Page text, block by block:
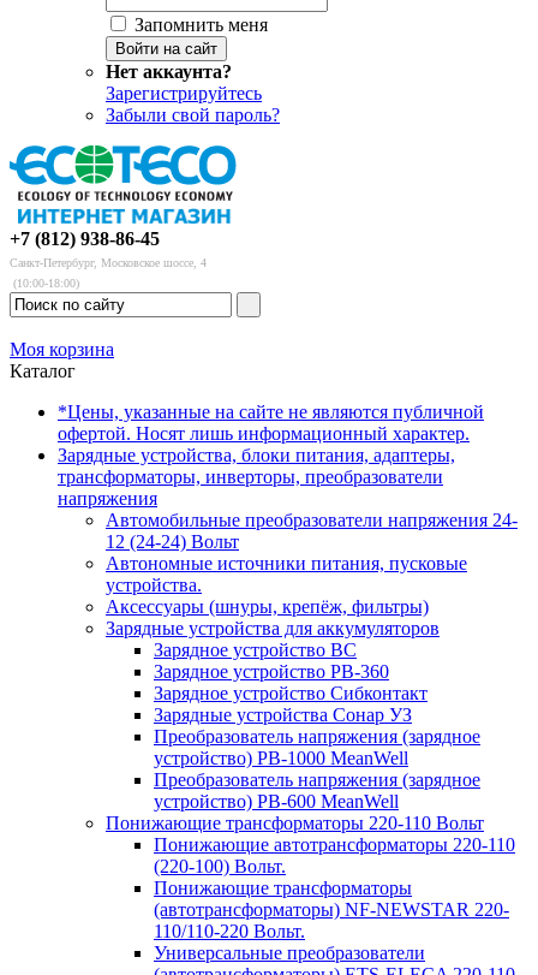
Запомнить меня
Нет аккаунта?
Зарегистрируйтесь
Забыли свой пароль?
+7 (812) 938-86-45
Санкт-Петербург, Московское шоссе, 4
(10:00-18:00)
Моя корзина
Каталог
*Цены, указанные на сайте не являются публичной
офертой. Носят лишь информационный характер.
Зарядные устройства, блоки питания, адаптеры,
трансформаторы, инверторы, преобразователи
напряжения
Автомобильные преобразователи напряжения 24-
12 (24-24) Вольт
Автономные источники питания, пусковые
устройства.
Аксессуары (шнуры, крепёж, фильтры)
Зарядные устройства для аккумуляторов
Зарядное устройство BC
Зарядное устройство PB-360
Зарядное устройство Сибконтакт
Зарядные устройства Сонар УЗ
Преобразователь напряжения (зарядное
устройство) PB-1000 MeanWell
Преобразователь напряжения (зарядное
устройство) PB-600 MeanWell
Понижающие трансформаторы 220-110 Вольт
Понижающие автотрансформаторы 220-110
(220-100) Вольт.
Понижающие трансформаторы
(автотрансформаторы) NF-NEWSTAR 220-
110/110-220 Вольт.
Универсальные преобразователи